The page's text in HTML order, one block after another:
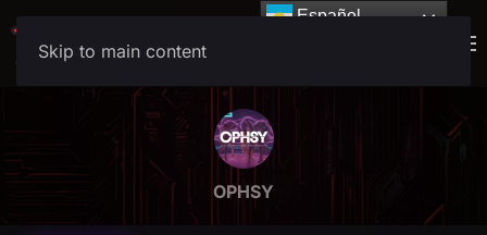
Skip to main content
Español
Español
OPHSY